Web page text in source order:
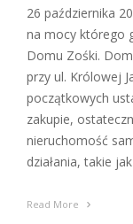
26 października
na mocy którego
Domu Zośki.
przy ul. Królowej
początkowych
zakupie,
nieruchomość
działania, takie
Read More